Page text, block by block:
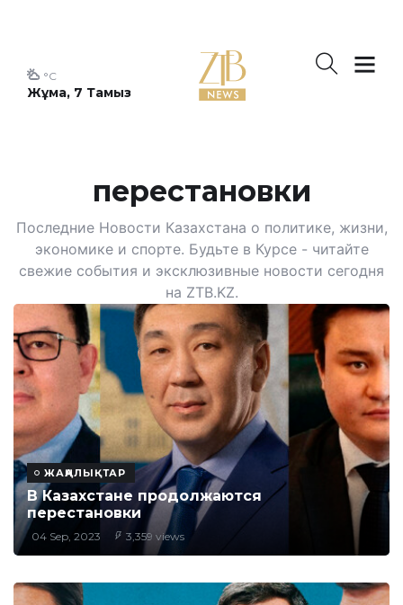
Жұма, 7 Тамыз
°C
перестановки
Последние Новости Казахстана о политике, жизни,
экономике и спорте. Будьте в Курсе - читайте
свежие события и эксклюзивные новости сегодня
на ZTB.KZ.
ЖАҢАЛЫҚТАР
В Казахстане продолжаются
перестановки
04 Sep, 2023 3,359 views